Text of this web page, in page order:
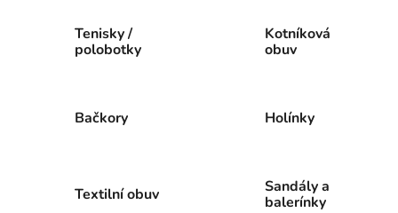
Tenisky /
polobotky
Kotníková
obuv
Bačkory Holínky
Textilní obuv
Sandály a
balerínky